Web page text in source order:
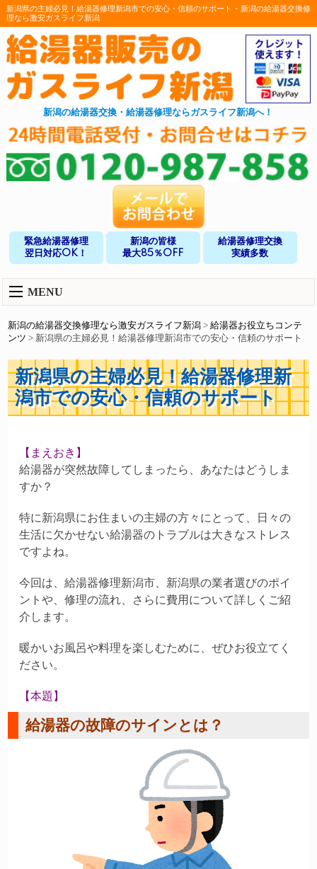
新潟県の主婦必見！給湯器修理新潟市での安心・信頼のサポート - 新潟の給湯器交換修
理なら激安ガスライフ新潟
新潟の給湯器交換・給湯器修理ならガスライフ新潟へ！
緊急給湯器修理
翌日対応OK！
新潟の皆様
最大85％OFF
給湯器修理交換
実績多数
MENU
新潟の給湯器交換修理なら激安ガスライフ新潟 >給湯器お役立ちコンテ
ンツ > 新潟県の主婦必見！給湯器修理新潟市での安心・信頼のサポート
新潟県の主婦必見！給湯器修理新
潟市での安心・信頼のサポート
【まえおき】
給湯器が突然故障してしまったら、あなたはどうしま
すか？
特に新潟県にお住まいの主婦の方々にとって、日々の
生活に欠かせない給湯器のトラブルは大きなストレス
ですよね。
今回は、給湯器修理新潟市、新潟県の業者選びのポイ
ントや、修理の流れ、さらに費用について詳しくご紹
介します。
暖かいお風呂や料理を楽しむために、ぜひお役立てく
ださい。
【本題】
給湯器の故障のサインとは？